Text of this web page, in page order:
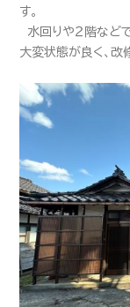
す。
水回りや２階など
大変状態が良く、改